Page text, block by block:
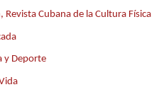
Revista Cubana de la Cultura Física
y Deporte